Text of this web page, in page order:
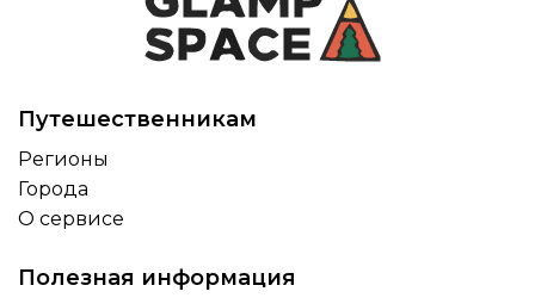
Путешественникам
Регионы
Города
О сервисе
Полезная информация